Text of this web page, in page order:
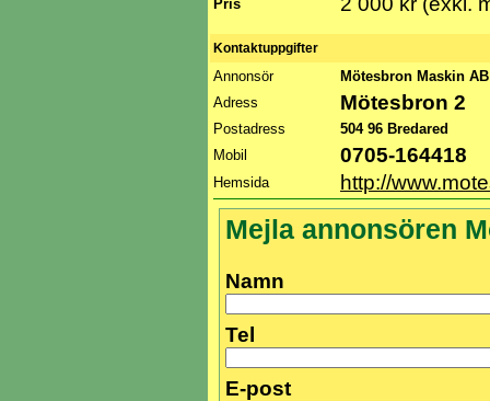
Pris
Kontaktuppgifter
Annonsör
Mötesbron Maskin
Adress
Mötesbron 2
Postadress
504 96 Bredared
Mobil
0705-164418
Hemsida http://
Mejla annonsören
Namn
Tel
E-post